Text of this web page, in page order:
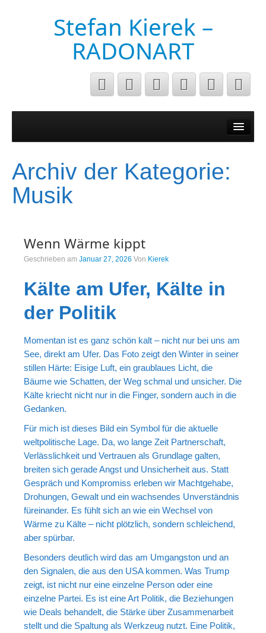
Stefan Kierek –
RADONART
Musik&Art
Surreal
Luftaufnahmen
Wettbewerb
Meine Kalender
Mein Shop
Stefan´s EduPortal
Archiv der Kategorie:
Musik
Wenn Wärme kippt
Geschrieben am Januar 27, 2026 Von Kierek
Kälte am Ufer, Kälte in
der Politik
Momentan ist es ganz schön kalt – nicht nur bei uns am
See, direkt am Ufer. Das Foto zeigt den Winter in seiner
stillen Härte: Eisige Luft, ein graublaues Licht, die
Bäume wie Schatten, der Weg schmal und unsicher. Die
Kälte kriecht nicht nur in die Finger, sondern auch in die
Gedanken.
Für mich ist dieses Bild ein Symbol für die aktuelle
weltpolitische Lage. Da, wo lange Zeit Partnerschaft,
Verlässlichkeit und Vertrauen als Grundlage galten,
breiten sich gerade Angst und Unsicherheit aus. Statt
Gespräch und Kompromiss erleben wir Machtgehabe,
Drohungen, Gewalt und ein wachsendes Unverständnis
füreinander. Es fühlt sich an wie ein Wechsel von
Wärme zu Kälte – nicht plötzlich, sondern schleichend,
aber spürbar.
Besonders deutlich wird das am Umgangston und an
den Signalen, die aus den USA kommen. Was Trump
zeigt, ist nicht nur eine einzelne Person oder eine
einzelne Partei. Es ist eine Art Politik, die Beziehungen
wie Deals behandelt, die Stärke über Zusammenarbeit
stellt und die Spaltung als Werkzeug nutzt. Eine Politik,